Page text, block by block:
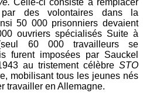
par des volontaires dans la
50 000 prisonniers devaient
ouvriers spécialisés Suite à
60 000 travailleurs se
furent imposées par Sauckel
au tristement célèbre STO
mobilisant tous les jeunes nés
travailler en Allemagne.